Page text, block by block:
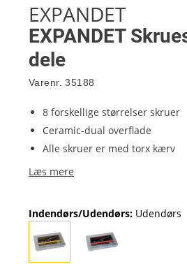
EXPANDET
EXPANDET
dele
Varenr. 35188
8 forskellige størrelser skruer
Ceramic-dual overflade
Alle skruer er med torx kærv
Læs mere
Indendørs/Udendørs: Udendørs